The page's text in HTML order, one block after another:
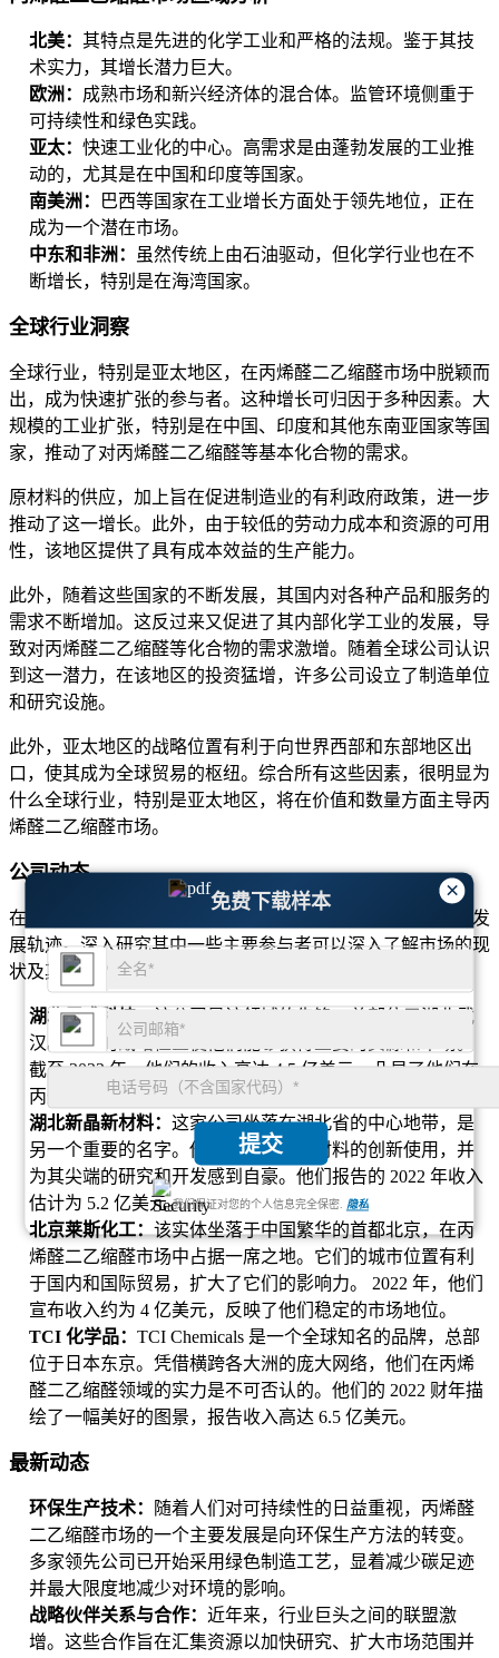
×
免费下载样本
提交
我们保证对您的个人信息完全保密. 隐私
北美： 其特点是先进的化学工业和严格的法规。鉴于其技
术实力，其增长潜力巨大。
欧洲： 成熟市场和新兴经济体的混合体。监管环境侧重于
可持续性和绿色实践。
亚太： 快速工业化的中心。高需求是由蓬勃发展的工业推
动的，尤其是在中国和印度等国家。
南美洲：
巴西等国家在工业增长方面处于领先地位，正在
成为一个潜在市场。
中东和非洲：
虽然传统上由石油驱动，但化学行业也在不
断增长，特别是在海湾国家。
全球行业洞察
全球行业，特别是亚太地区，在丙烯醛二乙缩醛市场中脱颖而
出，成为快速扩张的参与者。这种增长可归因于多种因素。大
规模的工业扩张，特别是在中国、印度和其他东南亚国家等国
家，推动了对丙烯醛二乙缩醛等基本化合物的需求。
原材料的供应，加上旨在促进制造业的有利政府政策，进一步
推动了这一增长。此外，由于较低的劳动力成本和资源的可用
性，该地区提供了具有成本效益的生产能力。
此外，随着这些国家的不断发展，其国内对各种产品和服务的
需求不断增加。这反过来又促进了其内部化学工业的发展，导
致对丙烯醛二乙缩醛等化合物的需求激增。随着全球公司认识
到这一潜力，在该地区的投资猛增，许多公司设立了制造单位
和研究设施。
此外，亚太地区的战略位置有利于向世界西部和东部地区出
口，使其成为全球贸易的枢纽。综合所有这些因素，很明显为
什么全球行业，特别是亚太地区，将在价值和数量方面主导丙
烯醛二乙缩醛市场。
公司动态
在丙烯醛二乙缩醛市场的动态世界中，几个领跑者塑造了其发
展轨迹。深入研究其中一些主要参与者可以深入了解市场的现
状及其潜在的未来方向。
湖北巨盛科技：
该公司是该领域的先锋，总部位于湖北武
汉。他们的战略位置使他们能够获得重要的资源和市场。
截至 2022 年，他们的收入高达 4.5 亿美元，凸显了他们在
丙烯醛二乙缩醛行业的重大影响力。
湖北新晶新材料： 这家公司坐落在湖北省的中心地带，是
另一个重要的名字。他们的专长在于材料的创新使用，并
为其尖端的研究和开发感到自豪。他们报告的 2022 年收入
估计为 5.2 亿美元。
北京莱斯化工：该实体坐落于中国繁华的首都北京，在丙
烯醛二乙缩醛市场中占据一席之地。它们的城市位置有利
于国内和国际贸易，扩大了它们的影响力。 2022 年，他们
宣布收入约为 4 亿美元，反映了他们稳定的市场地位。
TCI 化学品： TCI Chemicals 是一个全球知名的品牌，总部
位于日本东京。凭借横跨各大洲的庞大网络，他们在丙烯
醛二乙缩醛领域的实力是不可否认的。他们的 2022 财年描
绘了一幅美好的图景，报告收入高达 6.5 亿美元。
最新动态
环保生产技术：
随着人们对可持续性的日益重视，丙烯醛
二乙缩醛市场的一个主要发展是向环保生产方法的转变。
多家领先公司已开始采用绿色制造工艺，显着减少碳足迹
并最大限度地减少对环境的影响。
战略伙伴关系与合作： 近年来，行业巨头之间的联盟激
增。这些合作旨在汇集资源以加快研究、扩大市场范围并